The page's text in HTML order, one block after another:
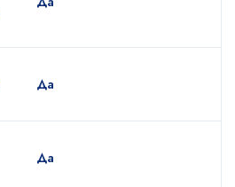
Да
Да